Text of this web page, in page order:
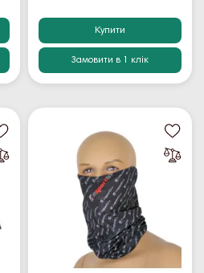
Купити
Замовити в 1 клік